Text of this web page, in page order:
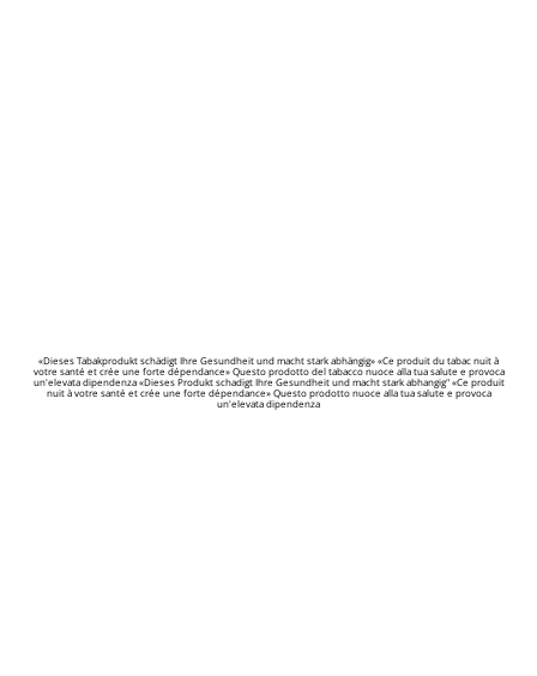
«Dieses Tabakprodukt schädigt Ihre Gesundheit und macht stark abhängig» «Ce produit du tabac nuit à
votre santé et crée une forte dépendance» Questo prodotto del tabacco nuoce alla tua salute e provoca
un'elevata dipendenza «Dieses Produkt schadigt Ihre Gesundheit und macht stark abhangig" «Ce produit
nuit à votre santé et crée une forte dépendance» Questo prodotto nuoce alla tua salute e provoca
un'elevata dipendenza